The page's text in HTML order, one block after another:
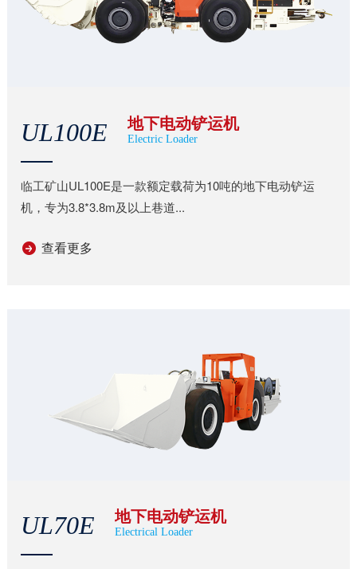
UL100E 地下电动铲运机
Electric Loader
临工矿山UL100E是一款额定载荷为10吨的地下电动铲运
机，专为3.8*3.8m及以上巷道...
查看更多
UL70E 地下电动铲运机
Electrical Loader